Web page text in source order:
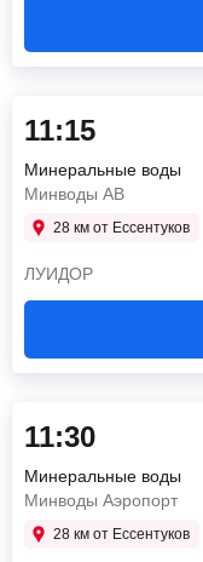
11:15
Минеральные воды
Минводы АВ
28 км от Ессентуков
ЛУИДОР
11:30
Минеральные воды
Минводы Аэропорт
28 км от Ессентуков